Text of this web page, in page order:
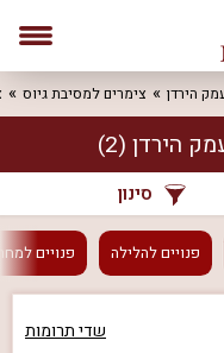
הירדן צימרים למסיבת גיוס
הירדן (2)
סינון
פנוייםלהלילה פנויים
שדי תרומות